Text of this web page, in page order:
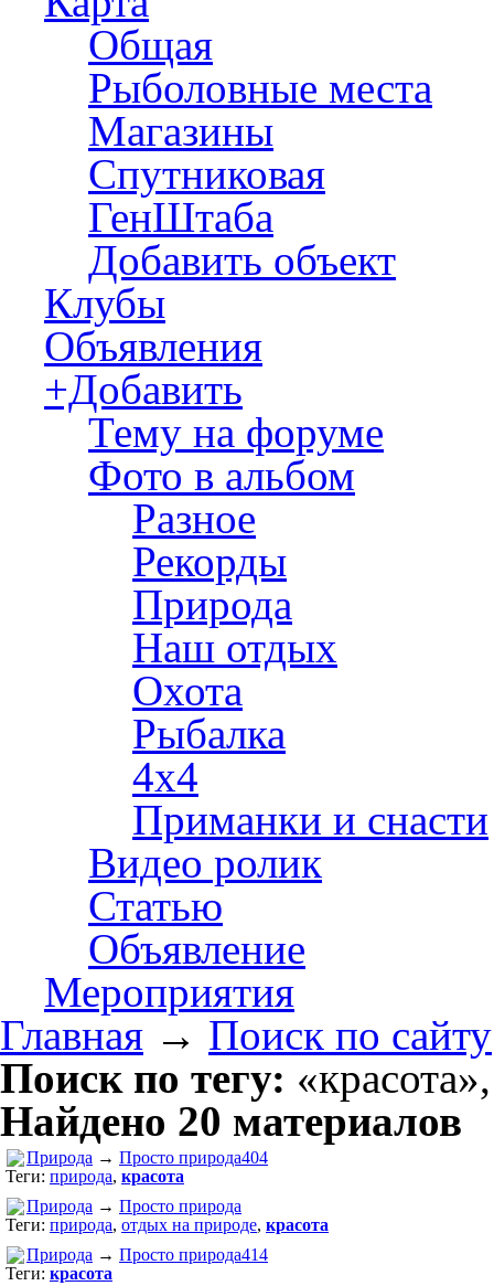
Общая
Рыболовные места
Магазины
Спутниковая
ГенШтаба
Добавить объект
Клубы
Объявления
+Добавить
Тему на форуме
Фото в альбом
Разное
Рекорды
Природа
Наш отдых
Охота
Рыбалка
4х4
Приманки и снасти
Видео ролик
Статью
Объявление
Мероприятия
Главная → Поиск по сайту
Поиск по тегу:
Найдено 20 материалов
Природа → Просто природа404
Теги: природа, красота
Природа → Просто природа
Теги: природа, отдых на природе, красота
Природа → Просто природа414
Теги: красота